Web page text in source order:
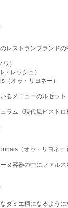
レストランブランドの
ワ）
・レッシュ）
（オゥ・リヨネー）
るメニューのルセッ
ラム《現代風ビスト
（オゥ・リヨネー
ヌ容器の中にファル
ダミエ柄になるよう